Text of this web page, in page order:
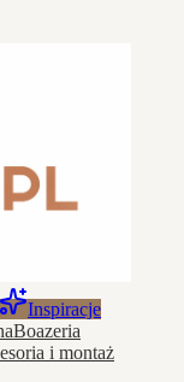
Inspiracje
Boazeria
i montaż